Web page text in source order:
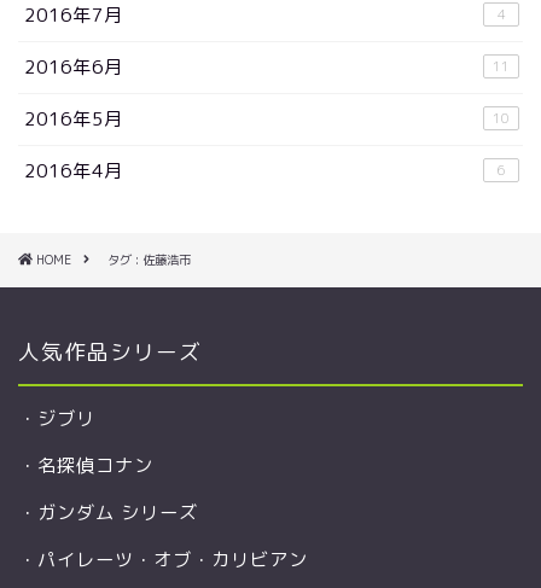
2016年7月 4
2016年6月 11
2016年5月 10
2016年4月 6
HOME タグ : 佐藤浩市
人気作品シリーズ
・ ジブリ
・ 名探偵コナン
・ ガンダム シリーズ
・ パイレーツ・オブ・カリビアン